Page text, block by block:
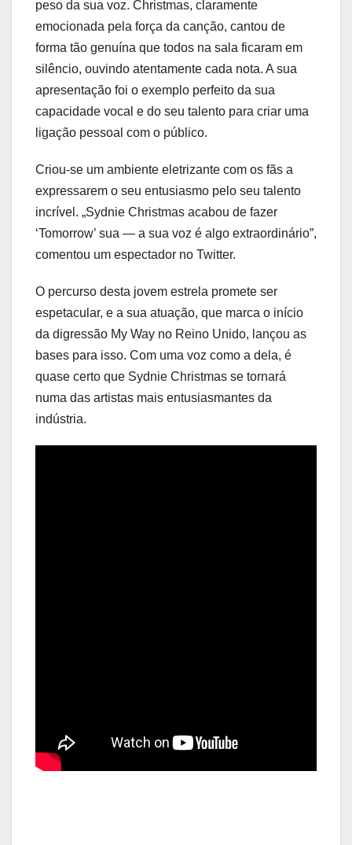
peso da sua voz. Christmas, claramente
emocionada pela força da canção, cantou de
forma tão genuína que todos na sala ficaram em
silêncio, ouvindo atentamente cada nota. A sua
apresentação foi o exemplo perfeito da sua
capacidade vocal e do seu talento para criar uma
ligação pessoal com o público.
Criou-se um ambiente eletrizante com os fãs a
expressarem o seu entusiasmo pelo seu talento
incrível. „Sydnie Christmas acabou de fazer
‘Tomorrow’ sua — a sua voz é algo extraordinário”,
comentou um espectador no Twitter.
O percurso desta jovem estrela promete ser
espetacular, e a sua atuação, que marca o início
da digressão My Way no Reino Unido, lançou as
bases para isso. Com uma voz como a dela, é
quase certo que Sydnie Christmas se tornará
numa das artistas mais entusiasmantes da
indústria.